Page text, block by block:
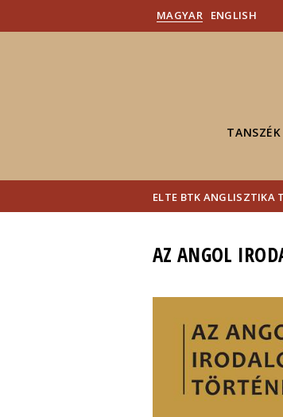
MAGYAR ENGLISH
TANSZÉK
ELTE BTK ANGLISZTIKA
AZ ANGOL